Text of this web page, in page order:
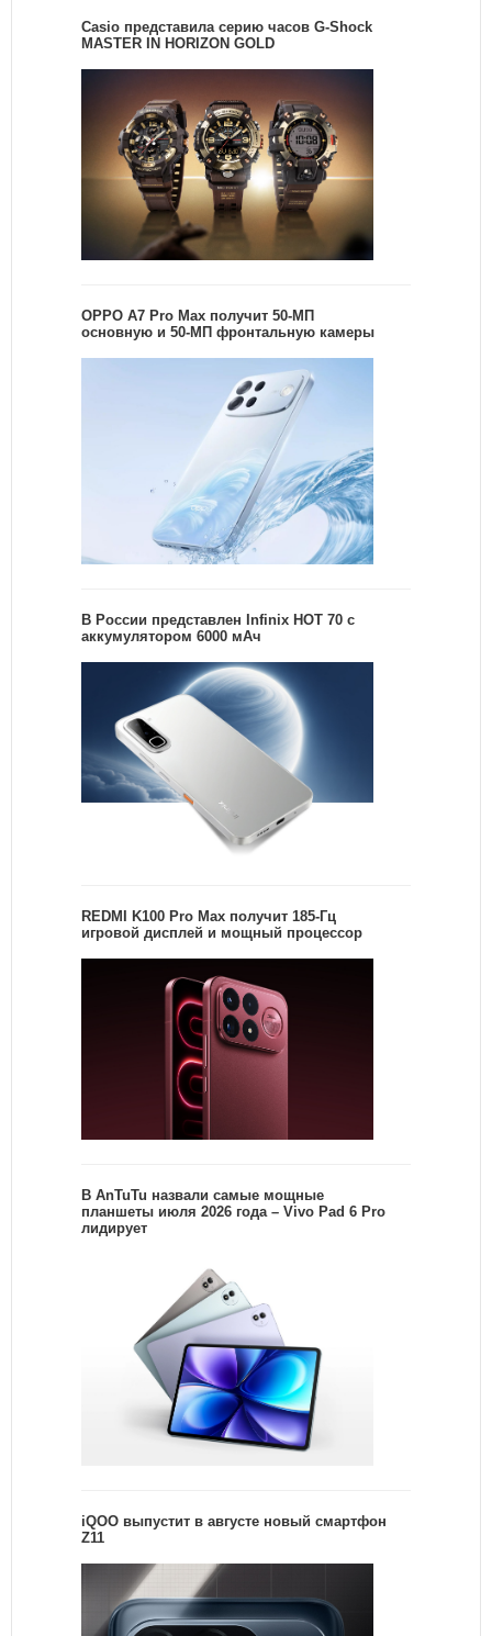
Casio представила серию часов G-Shock
MASTER IN HORIZON GOLD
OPPO A7 Pro Max получит 50-МП
основную и 50-МП фронтальную камеры
В России представлен Infinix HOT 70 с
аккумулятором 6000 мАч
REDMI K100 Pro Max получит 185-Гц
игровой дисплей и мощный процессор
В AnTuTu назвали самые мощные
планшеты июля 2026 года – Vivo Pad 6 Pro
лидирует
iQOO выпустит в августе новый смартфон
Z11